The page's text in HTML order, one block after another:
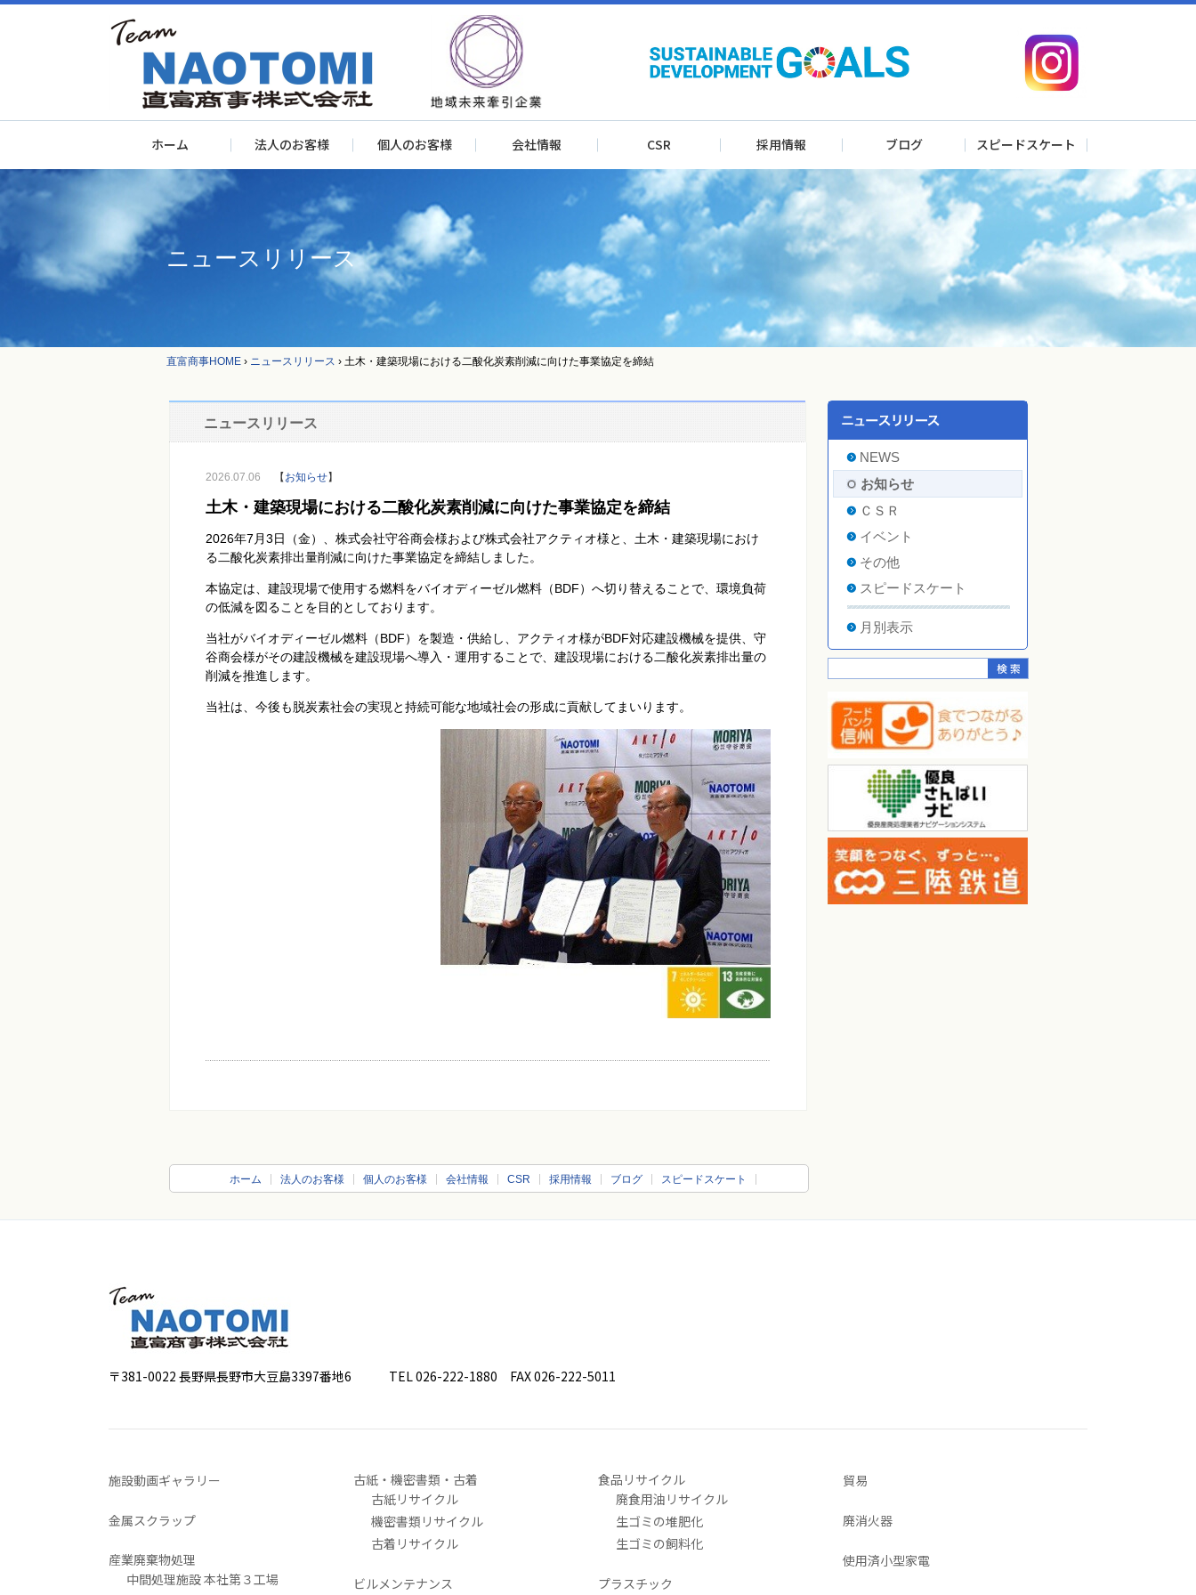
ホーム 法人のお客様 個人のお客様 会社情報 CSR 採用情報 ブログ スピードスケート
ニュースリリース
直富商事HOME › ニュースリリース › 土木・建築現場における二酸化炭素削減に向けた事業協定を締結
ニュースリリース
2026.07.06 【 お知らせ】
土木・建築現場における二酸化炭素削減に向けた事業協定を締結
2026年7 月3日（金）、株式会社守谷商会様および株式会社アクティオ様と、土木・建築現場におけ
る二酸化炭素排出量削減に向けた事業協定を締結しました。
本協定は、建設現場で使用する燃料をバイオディーゼル燃料（BDF）へ切り替えることで、環境負荷
の低減を図ることを目的としております。
当社がバイオディーゼル燃料（BDF）を製造・供給し、アクティオ様がBDF対応建設機械を提供、守
谷商会様がその建設機械を建設現場へ導入・運用することで、建設現場における二酸化炭素排出量の
削減を推進します。
当社は、今後も脱炭素社会の実現と持続可能な地域社会の形成に貢献してまいります。
NEWS
お知らせ
ＣＳＲ
イベント
その他
スピードスケート
月別表示
ホーム 法人のお客様 個人のお客様 会社情報 CSR 採用情報 ブログ スピードスケート
〒381-0022 長野県長野市大豆島3397番地6 TEL 026-222-1880 FAX 026-222-5011
施設動画ギャラリー
金属スクラップ
産業廃棄物処理
中間処理施設 本社第３工場
古紙・機密書類・古着
古紙リサイクル
機密書類リサイクル
古着リサイクル
ビルメンテナンス
食品リサイクル
廃食用油リサイクル
生ゴミの堆肥化
生ゴミの飼料化
プラスチック
貿易
廃消火器
使用済小型家電